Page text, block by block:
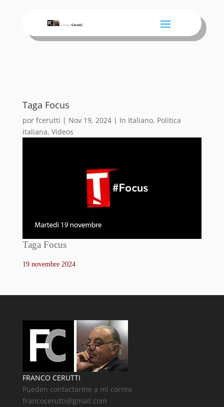
Taga Focus
por fcerutti | Nov 19, 2024| In Italiano, Politica
italiana, Videos
Taga Focus
19 novembre 2024
FRANCO CERUTTI
Pueden contactarme a mi correo
francocerutti@gmail.com